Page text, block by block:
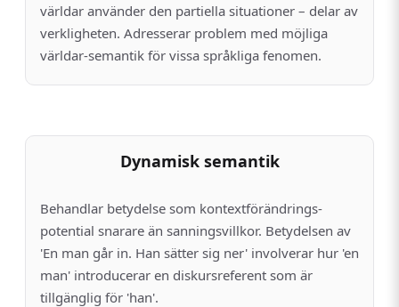
världar använder den partiella situationer – delar av
verkligheten. Adresserar problem med möjliga
världar-semantik för vissa språkliga fenomen.
Dynamisk semantik
Behandlar betydelse som kontextförändrings­
potential snarare än sanningsvillkor. Betydelsen av
'En man går in. Han sätter sig ner' involverar hur 'en
man' introducerar en diskursreferent som är
tillgänglig för 'han'.